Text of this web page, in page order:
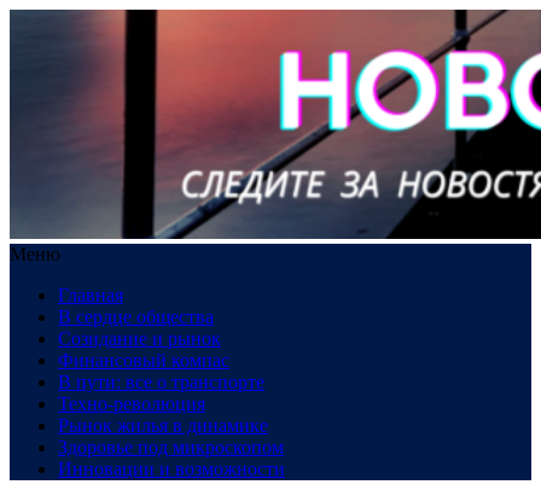
Меню
Главная
В сердце общества
Созидание и рынок
Финансовый компас
В пути: все о транспорте
Техно-революция
Рынок жилья в динамике
Здоровье под микроскопом
Инновации и возможности